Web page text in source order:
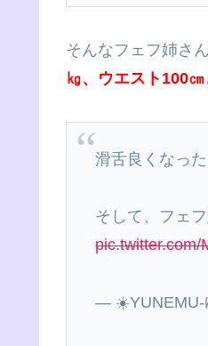
そんなフェフ姉さ
㎏、ウエスト100㎝
滑舌良くなっ
そして、フェ
pic.twitter.com/
— ☀️YUNEMU-